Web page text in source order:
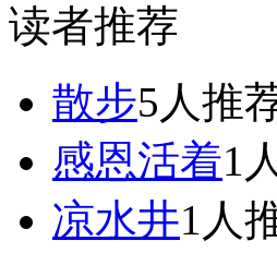
读者推荐
散步5人推
感恩活着1
凉水井1人